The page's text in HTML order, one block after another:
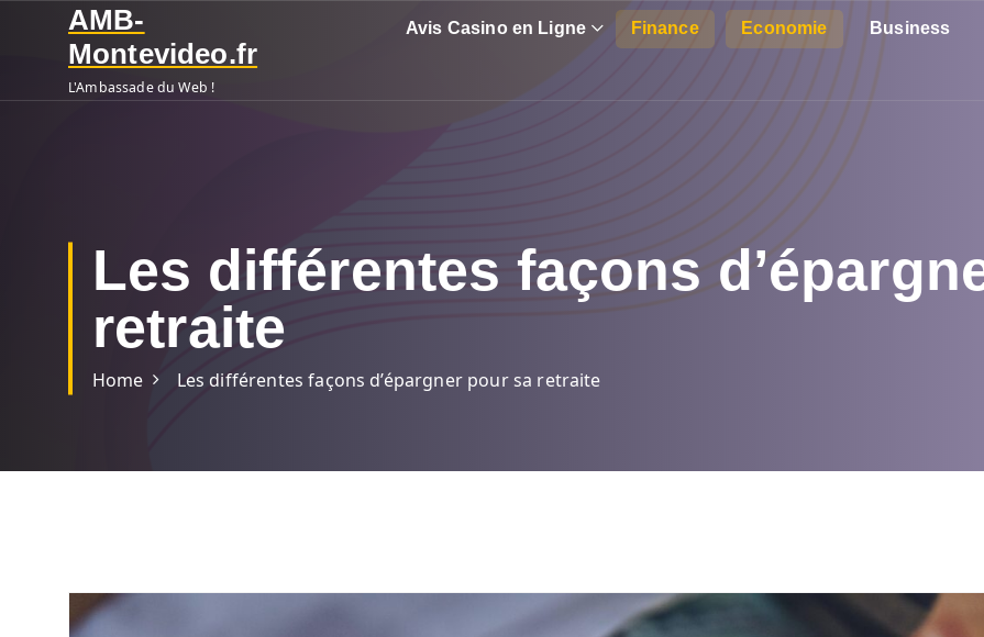
p
AMB-
Montevideo.fr
L'Ambassade du Web !
Avis Casino en Ligne Finance Economie Business
Les différentes façons
retraite
Home Les différentes façons d’épargner pour sa retraite